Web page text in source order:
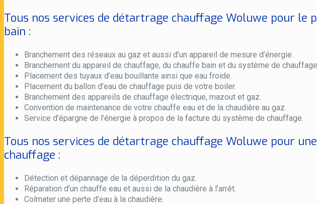
Tous nos services de détartrage chauffage Woluwe pour le
bain :
Branchement des réseaux au gaz et aussi d’un appareil de mesure d’énergie.
Branchement du appareil de chauffage, du chauffe bain et du système de
Placement des tuyaux d’eau bouillante ainsi que eau froide.
Placement du ballon d’eau de chauffage puis de votre boiler.
Branchement des appareils de chauffage électrique, mazout et gaz.
Convention de maintenance de votre chauffe eau et de la chaudière au gaz.
Service d’épargne de l’énergie à propos de la facture du système de chauffage.
Tous nos services de détartrage chauffage Woluwe pour
chauffage :
Détection et dépannage de la déperdition du gaz.
Réparation d’un chauffe eau et aussi de la chaudière à l’arrêt.
Colmater une perte d’eau à la chaudière.